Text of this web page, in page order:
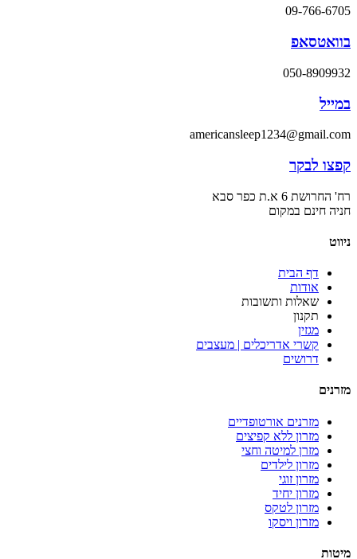
09-766-6705
בוואטסאפ
050-8909932
במייל
americansleep1234@gmail.com
קפצו לבקר
רח' החרושת 6 א.ת כפר סבא
חניה חינם במקום
ניווט
דף הבית
אודות
שאלות ותשובות
תקנון
מגזין
קשרי אדריכלים | מעצבים
דרושים
מזרנים
מזרנים אורטופדיים
מזרון ללא קפיצים
מזרן למיטה וחצי
מזרון לילדים
מזרון זוגי
מזרון יחיד
מזרון לטקס
מזרון ויסקו
מיטות